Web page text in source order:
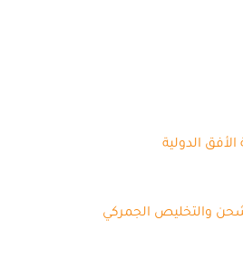
الدولية
والتخليص الجمركي